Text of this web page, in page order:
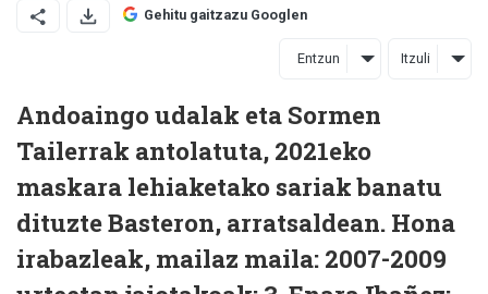
Gehitu gaitzazu Googlen
Entzun Itzuli
Andoaingo udalak eta Sormen
Tailerrak antolatuta, 2021eko
maskara lehiaketako sariak banatu
dituzte Basteron, arratsaldean. Hona
irabazleak, mailaz maila: 2007-2009